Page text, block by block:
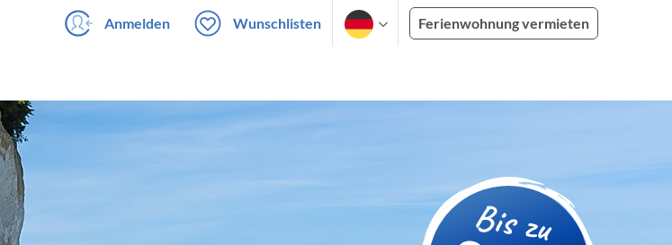
Anmelden Wunschlisten Ferienwohnung vermieten